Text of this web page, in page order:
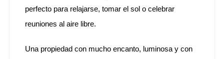
perfecto para relajarse, tomar el sol o celebrar
reuniones al aire libre.
Una propiedad con mucho encanto, luminosa y con